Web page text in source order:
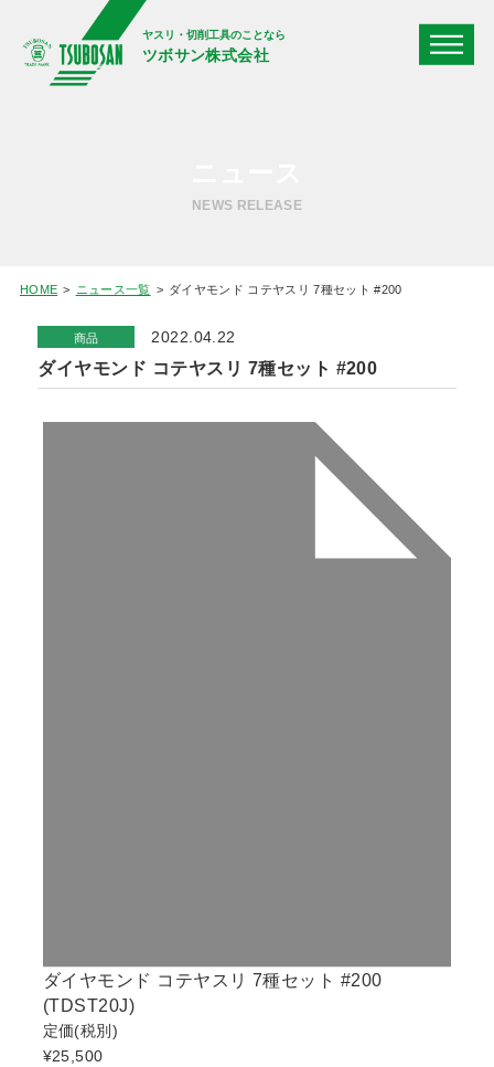
ヤスリ・切削工具のことなら
ツボサン株式会社
NEWS RELEASE
HOME ニュース一覧 ダイヤモンド コテヤスリ 7種セット #200
商品 2022.04.22
ダイヤモンド コテヤスリ 7種セット #200
ダイヤモンド コテヤスリ 7種セット #200
(TDST20J)
定価(税別)
¥25,500